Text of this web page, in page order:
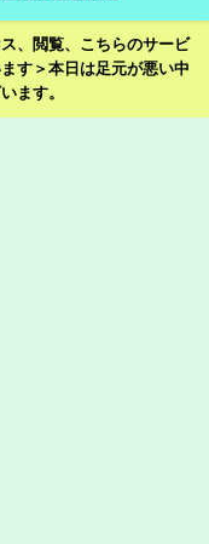
、閲覧、こちらのサービ
す＞本日は足元が悪い中
ます。